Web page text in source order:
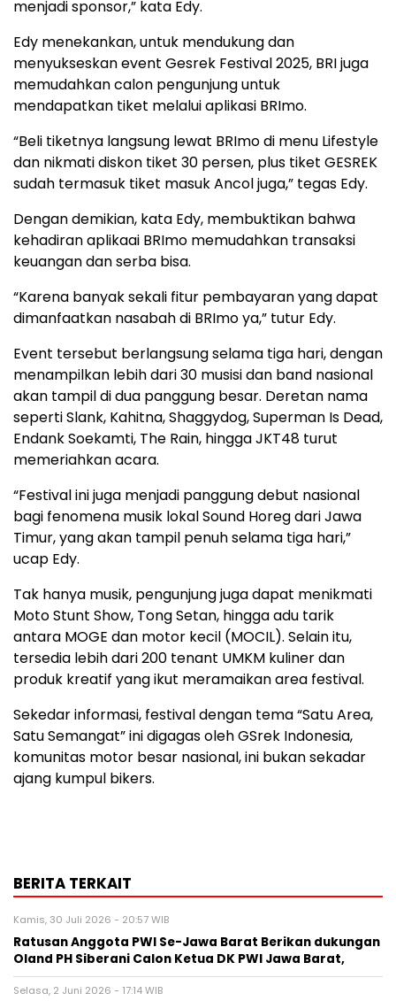
menjadi sponsor,” kata Edy.
Edy menekankan, untuk mendukung dan
menyukseskan event Gesrek Festival 2025, BRI juga
memudahkan calon pengunjung untuk
mendapatkan tiket melalui aplikasi BRImo.
“Beli tiketnya langsung lewat BRImo di menu Lifestyle
dan nikmati diskon tiket 30 persen, plus tiket GESREK
sudah termasuk tiket masuk Ancol juga,” tegas Edy.
Dengan demikian, kata Edy, membuktikan bahwa
kehadiran aplikaai BRImo memudahkan transaksi
keuangan dan serba bisa.
“Karena banyak sekali fitur pembayaran yang dapat
dimanfaatkan nasabah di BRImo ya,” tutur Edy.
Event tersebut berlangsung selama tiga hari, dengan
menampilkan lebih dari 30 musisi dan band nasional
akan tampil di dua panggung besar. Deretan nama
seperti Slank, Kahitna, Shaggydog, Superman Is Dead,
Endank Soekamti, The Rain, hingga JKT48 turut
memeriahkan acara.
“Festival ini juga menjadi panggung debut nasional
bagi fenomena musik lokal Sound Horeg dari Jawa
Timur, yang akan tampil penuh selama tiga hari,”
ucap Edy.
Tak hanya musik, pengunjung juga dapat menikmati
Moto Stunt Show, Tong Setan, hingga adu tarik
antara MOGE dan motor kecil (MOCIL). Selain itu,
tersedia lebih dari 200 tenant UMKM kuliner dan
produk kreatif yang ikut meramaikan area festival.
Sekedar informasi, festival dengan tema “Satu Area,
Satu Semangat” ini digagas oleh GSrek Indonesia,
komunitas motor besar nasional, ini bukan sekadar
ajang kumpul bikers.
BERITA TERKAIT
Kamis, 30 Juli 2026 - 20:57 WIB
Ratusan Anggota PWI Se-Jawa Barat Berikan dukungan
Oland PH Siberani Calon Ketua DK PWI Jawa Barat,
Selasa, 2 Juni 2026 - 17:14 WIB